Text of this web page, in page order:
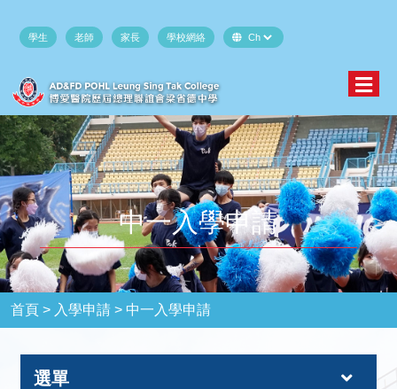
學生 老師 家長 學校網絡
中一入學申請
首頁 > 入學申請 >中一入學申請
選單